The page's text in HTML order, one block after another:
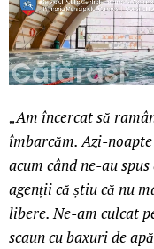
„Am încercat să
îmbarcăm. Azi-
acum când ne-au
agenții că știu că nu
libere. Ne-am culcat
scaun cu baxuri de